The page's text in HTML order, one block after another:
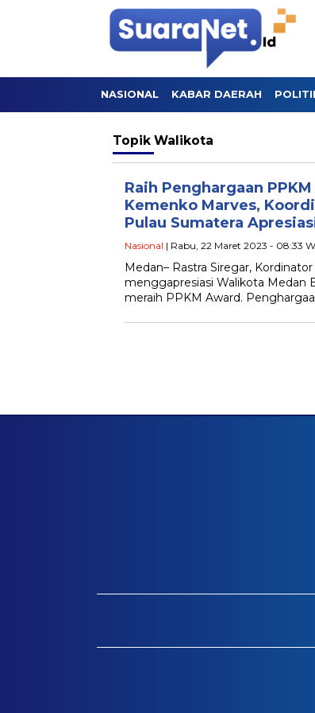
NASIONAL KABAR DAERAH
Topik Walikota
Raih Penghargaan
Kemenko Marves,
Pulau Sumatera
Nasional | Rabu, 22 Maret 2023 - 08:33
Medan– Rastra Siregar,
menggapresiasi Walikota Medan
meraih PPKM Award.